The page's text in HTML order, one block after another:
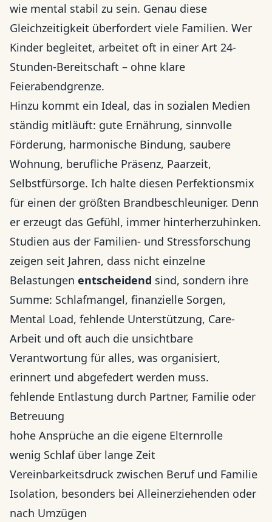
wie mental stabil zu sein. Genau diese
Gleichzeitigkeit überfordert viele Familien. Wer
Kinder begleitet, arbeitet oft in einer Art 24-
Stunden-Bereitschaft – ohne klare
Feierabendgrenze.
Hinzu kommt ein Ideal, das in sozialen Medien
ständig mitläuft: gute Ernährung, sinnvolle
Förderung, harmonische Bindung, saubere
Wohnung, berufliche Präsenz, Paarzeit,
Selbstfürsorge. Ich halte diesen Perfektionsmix
für einen der größten Brandbeschleuniger. Denn
er erzeugt das Gefühl, immer hinterherzuhinken.
Studien aus der Familien- und Stressforschung
zeigen seit Jahren, dass nicht einzelne
Belastungen entscheidend sind, sondern ihre
Summe: Schlafmangel, finanzielle Sorgen,
Mental Load, fehlende Unterstützung, Care-
Arbeit und oft auch die unsichtbare
Verantwortung für alles, was organisiert,
erinnert und abgefedert werden muss.
fehlende Entlastung durch Partner, Familie oder
Betreuung
hohe Ansprüche an die eigene Elternrolle
wenig Schlaf über lange Zeit
Vereinbarkeitsdruck zwischen Beruf und Familie
Isolation, besonders bei Alleinerziehenden oder
nach Umzügen